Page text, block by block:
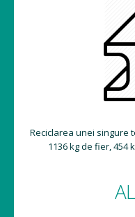
Reciclarea unei singure
1136 kg de fier, 454